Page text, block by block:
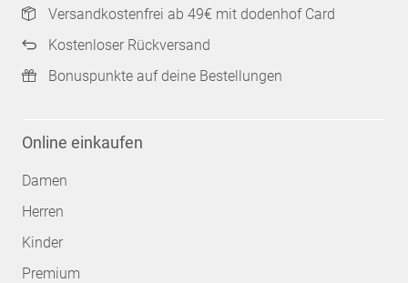
Versandkostenfrei ab 49€ mit dodenhof Card
Kostenloser Rückversand
Bonuspunkte auf deine Bestellungen
Online einkaufen
Damen
Herren
Kinder
Premium